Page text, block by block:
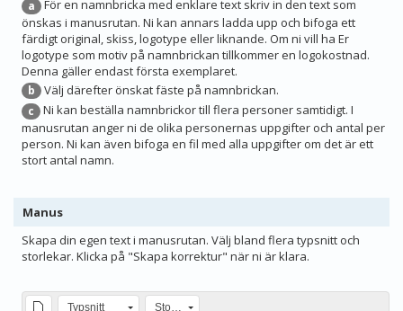
a
För en namnbricka med enklare text skriv in den text som
önskas i manusrutan. Ni kan annars ladda upp och bifoga ett
färdigt original, skiss, logotype eller liknande. Om ni vill ha Er
logotype som motiv på namnbrickan tillkommer en logokostnad.
Denna gäller endast första exemplaret.
b Välj därefter önskat fäste på namnbrickan.
c
Ni kan beställa namnbrickor till flera personer samtidigt. I
manusrutan anger ni de olika personernas uppgifter och antal per
person. Ni kan även bifoga en fil med alla uppgifter om det är ett
stort antal namn.
Manus
Skapa din egen text i manusrutan. Välj bland flera typsnitt och
storlekar. Klicka på "Skapa korrektur" när ni är klara.
Typsnitt